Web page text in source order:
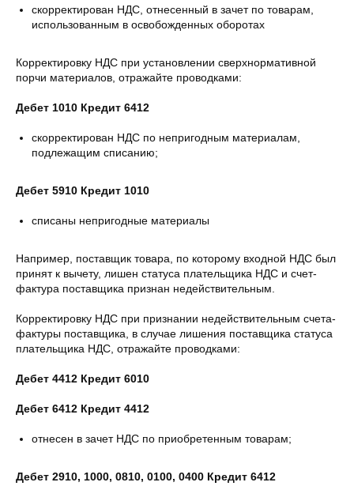
скорректирован НДС, отнесенный в зачет по товарам,
использованным в освобожденных оборотах
Корректировку НДС при установлении сверхнормативной
порчи материалов, отражайте проводками:
Дебет 1010 Кредит 6412
скорректирован НДС по непригодным материалам,
подлежащим списанию;
Дебет 5910 Кредит 1010
списаны непригодные материалы
Например, поставщик товара, по которому входной НДС был
принят к вычету, лишен статуса плательщика НДС и счет-
фактура поставщика признан недействительным.
Корректировку НДС при признании недействительным счета-
фактуры поставщика, в случае лишения поставщика статуса
плательщика НДС, отражайте проводками:
Дебет 4412 Кредит 6010
Дебет 6412 Кредит 4412
отнесен в зачет НДС по приобретенным товарам;
Дебет 2910, 1000, 0810, 0100, 0400 Кредит 6412